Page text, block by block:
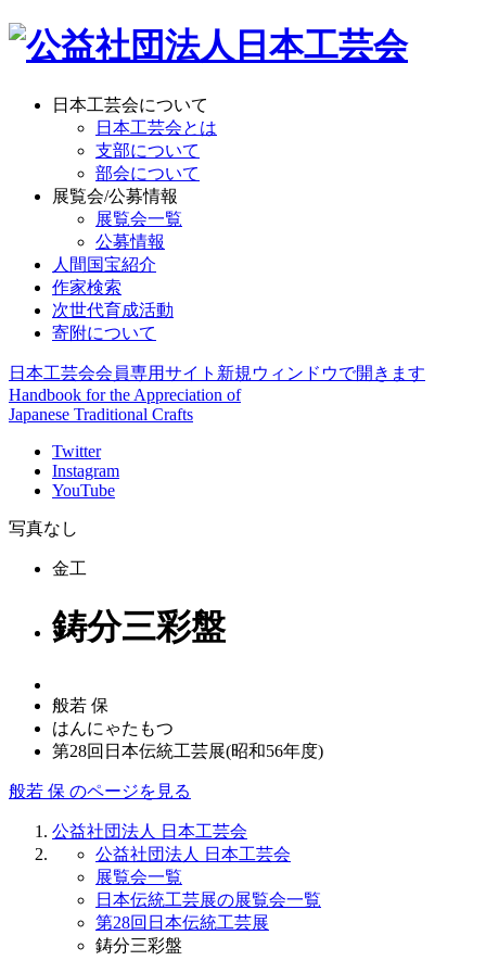
日本工芸会について
日本工芸会とは
支部について
部会について
展覧会/公募情報
展覧会一覧
公募情報
人間国宝紹介
作家検索
次世代育成活動
寄附について
日本工芸会会員専用サイト 新規ウィンドウで開きます
Handbook for the Appreciation of
Japanese Traditional Crafts
Twitter
Instagram
YouTube
写真なし
金工
鋳分三彩盤
般若 保
はんにゃたもつ
第28回日本伝統工芸展(昭和56年度)
般若 保 のページを見る
公益社団法人 日本工芸会
公益社団法人 日本工芸会
展覧会一覧
日本伝統工芸展の展覧会一覧
第28回日本伝統工芸展
鋳分三彩盤